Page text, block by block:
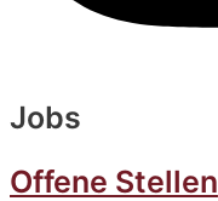
Jobs
Offene Stellen